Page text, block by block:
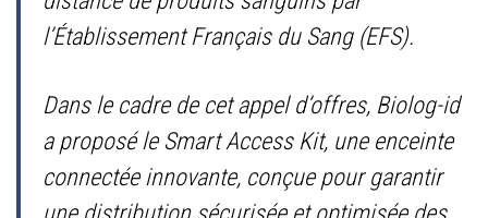
l’Établissement Français du Sang (EFS).
Dans le cadre de cet appel d’offres, Biolog-id
a proposé le Smart Access Kit, une enceinte
connectée innovante, conçue pour garantir